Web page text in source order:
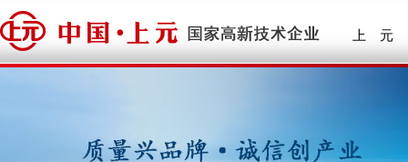
上 元